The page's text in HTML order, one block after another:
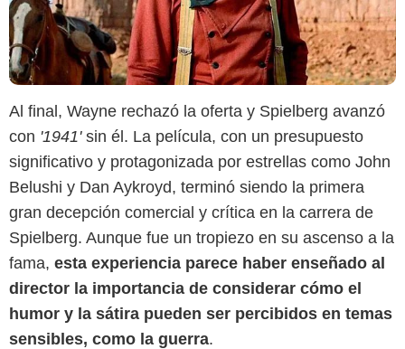
Al final, Wayne rechazó la oferta y Spielberg avanzó
con '1941'sin él. La película, con un presupuesto
significativo y protagonizada por estrellas como John
Belushi y Dan Aykroyd, terminó siendo la primera
gran decepción comercial y crítica en la carrera de
Spielberg. Aunque fue un tropiezo en su ascenso a la
fama, esta experiencia parece haber enseñado al
director la importancia de considerar cómo el
humor y la sátira pueden ser percibidos en temas
sensibles, como la guerra.